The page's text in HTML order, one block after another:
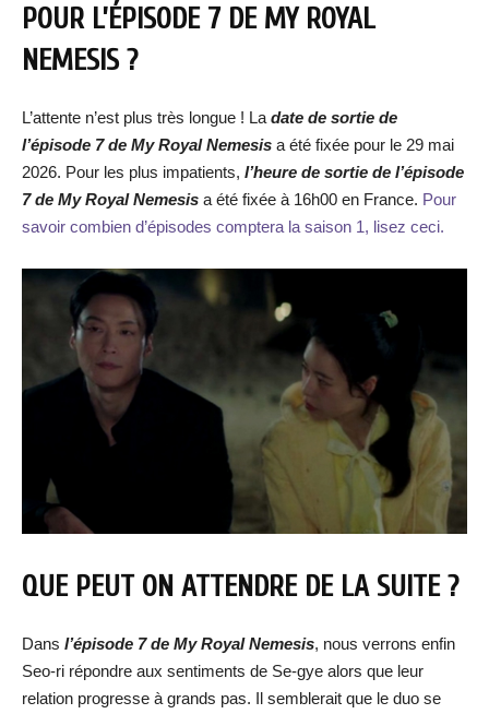
POUR L’ÉPISODE 7 DE MY ROYAL
NEMESIS ?
L’attente n’est plus très longue ! La date de sortie de
l’épisode 7 de My Royal Nemesis a été fixée pour le 29 mai
2026. Pour les plus impatients, l’heure de sortie de l’épisode
7 de My Royal Nemesis a été fixée à 16h00 en France. Pour
savoir combien d’épisodes comptera la saison 1, lisez ceci.
QUE PEUT ON ATTENDRE DE LA SUITE ?
Dans l’épisode 7 de My Royal Nemesis, nous verrons enfin
Seo-ri répondre aux sentiments de Se-gye alors que leur
relation progresse à grands pas. Il semblerait que le duo se